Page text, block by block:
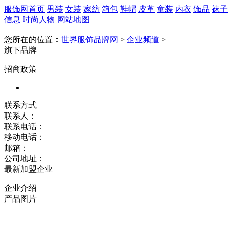
服饰网首页 男装 女装 家纺 箱包 鞋帽 皮革 童装 内衣 饰品 袜子
信息 时尚人物 网站地图
您所在的位置： 世界服饰品牌网 > 企业频道 >
旗下品牌
招商政策
联系方式
联系人：
联系电话：
移动电话：
邮箱：
公司地址：
最新加盟企业
企业介绍
产品图片